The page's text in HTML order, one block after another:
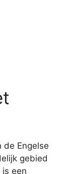
de Engelse
gebied
een